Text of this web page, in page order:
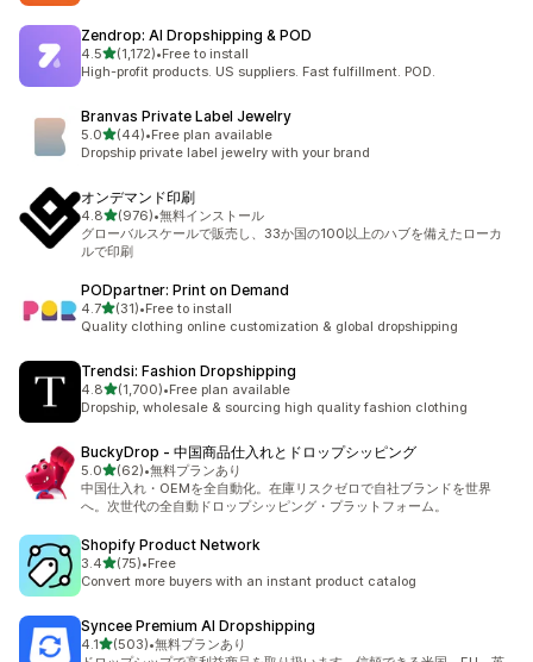
Zendrop: AI Dropshipping & POD
4.55つ星中
(1,172)
合計レビュー数：1172件
•Free to install
High-profit products. US suppliers. Fast fulfillment. POD.
Branvas Private Label Jewelry
5.05つ星中
(44)
合計レビュー数：44件
•Free plan available
Dropship private label jewelry with your brand
オンデマンド印刷
4.85つ星中
(976)
合計レビュー数：976件
•無料インストール
グローバルスケールで販売し、33か国の100以上のハブを備えたローカ
ルで印刷
PODpartner: Print on Demand
4.75つ星中
(31)
合計レビュー数：31件
•Free to install
Quality clothing online customization & global dropshipping
Trendsi: Fashion Dropshipping
4.85つ星中
(1,700)
合計レビュー数：1700件
•Free plan available
Dropship, wholesale & sourcing high quality fashion clothing
BuckyDrop ‑ 中国商品仕入れとドロップシッピング
5.05つ星中
(62)
合計レビュー数：62件
•無料プランあり
中国仕入れ・OEMを全自動化。在庫リスクゼロで自社ブランドを世界
へ。次世代の全自動ドロップシッピング・プラットフォーム。
Shopify Product Network
3.45つ星中
(75)
合計レビュー数：75件
•Free
Convert more buyers with an instant product catalog
Syncee Premium AI Dropshipping
4.15つ星中
(503)
合計レビュー数：503件
•無料プランあり